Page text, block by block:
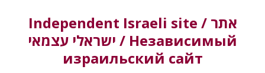
Independent Israeli site / אתר
ישראלי עצמאי / Независимый
израильский сайт